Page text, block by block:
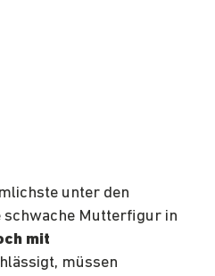
unter den
schwache Mutterfigur in
mit
müssen